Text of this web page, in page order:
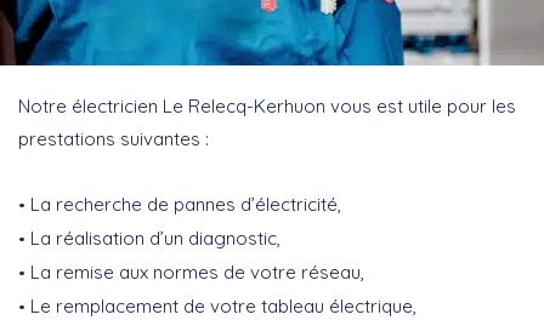
Notre électricien Le Relecq-Kerhuon vous est utile pour les
prestations suivantes :
La recherche de pannes d’électricité,
La réalisation d’un diagnostic,
La remise aux normes de votre réseau,
Le remplacement de votre tableau électrique,